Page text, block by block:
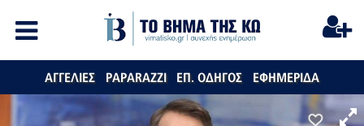
ΑΓΓΕΛΙΕΣ PAPARAZZI ΕΠ. ΟΔΗΓΟΣ ΕΦΗΜΕΡΙΔΑ